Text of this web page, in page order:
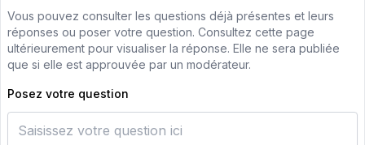
Vous pouvez consulter les questions déjà présentes et leurs
réponses ou poser votre question. Consultez cette page
ultérieurement pour visualiser la réponse. Elle ne sera publiée
que si elle est approuvée par un modérateur.
Posez votre question